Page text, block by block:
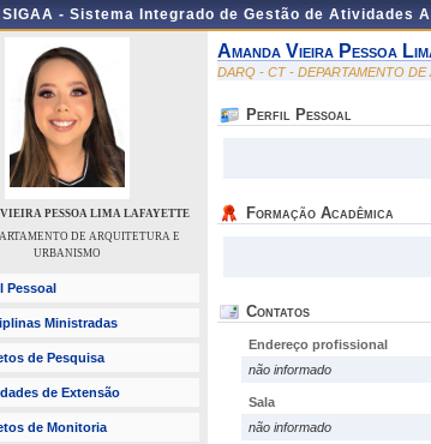
SIGAA - Sistema Integrado de Gestão de Atividades
PESSOA LIMA LAFAYETTE
DE ARQUITETURA E
URBANISMO
Pessoal
Ministradas
de Pesquisa
de Extensão
de Monitoria
Amanda Vieira Pessoa
DARQ - CT - DEPARTAMENTO
Perfil Pessoal
Formação Acadêmica
Contatos
Endereço profissional
não informado
Sala
não informado